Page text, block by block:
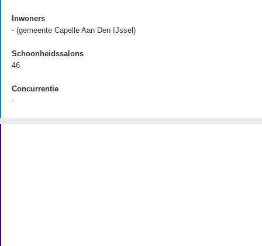
Inwoners
- (gemeente Capelle Aan Den IJssel)
Schoonheidssalons
46
Concurrentie
-